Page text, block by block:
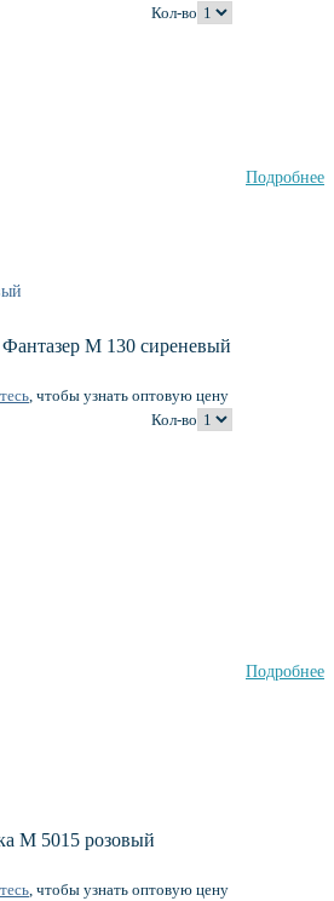
Кол-во
Подробнее
М 130 сиреневый
, чтобы узнать оптовую цену
Кол-во
Подробнее
М 5015 розовый
, чтобы узнать оптовую цену